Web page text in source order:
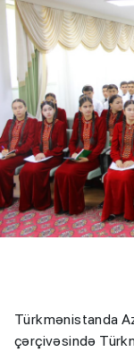
Türkmənistanda
çərçivəsində